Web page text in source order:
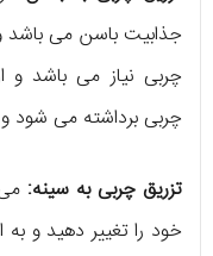
جذابیت باسن می باشد
چربی نیاز می باشد و
چربی برداشته می شود
تزریق چربی به سینه:
خود را تغییر دهید و به